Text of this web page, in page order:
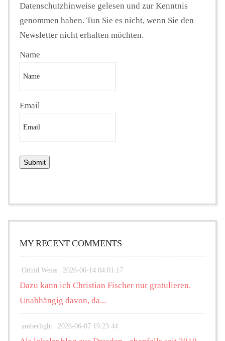
Datenschutzhinweise gelesen und zur Kenntnis
genommen haben. Tun Sie es nicht, wenn Sie den
Newsletter nicht erhalten möchten.
Name
Email
MY RECENT COMMENTS
Otfrid Weiss | 2026-06-14 04:01:17
Dazu kann ich Christian Fischer nur gratulieren.
Unabhängig davon, da...
amberlight | 2026-06-07 19:23:44